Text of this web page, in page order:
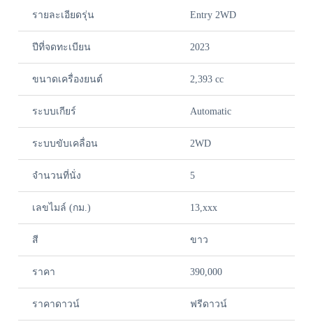
รายละเอียดรุ่น Entry 2WD
ปีที่จดทะเบียน 2023
ขนาดเครื่องยนต์ 2,393 cc
ระบบเกียร์ Automatic
ระบบขับเคลื่อน 2WD
จำนวนที่นั่ง 5
เลขไมล์ (กม.) 13,xxx
สี ขาว
ราคา 390,000
ราคาดาวน์ ฟรีดาวน์